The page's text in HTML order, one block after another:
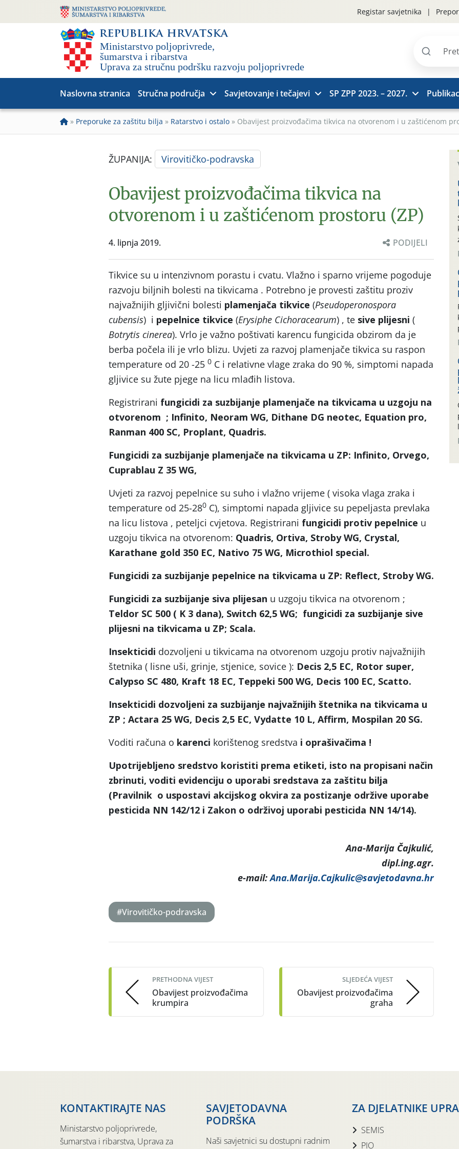
Registar savjetnika
Pretraži
Naslovna stranica Stručna područja Savjetovanje i tečajevi SP ZPP 2023. – 2027.
» Preporuke za zaštitu bilja » Ratarstvo i ostalo » Obavijest proizvođačima tikvica na otvorenom i u zaštićenom
ŽUPANIJA: Virovitičko-podravska
Obavijest proizvođačima tikvica na
otvorenom i u zaštićenom prostoru (ZP)
4. lipnja 2019. PODIJELI
Tikvice su u intenzivnom porastu i cvatu. Vlažno i sparno vrijeme pogoduje
razvoju biljnih bolesti na tikvicama . Potrebno je provesti zaštitu proziv
najvažnijih gljivični bolesti plamenjača tikvice (Pseudoperonospora
cubensis) i pepelnice tikvice (Erysiphe Cichoracearum) , te sive plijesni (
Botrytis cinerea). Vrlo je važno poštivati karencu fungicida obzirom da je
berba počela ili je vrlo blizu. Uvjeti za razvoj plamenjače tikvica su raspon
temperature od 20 -25 0 C i relativne vlage zraka do 90 %, simptomi napada
gljivice su žute pjege na licu mlađih listova.
Registrirani fungicidi za suzbijanje plamenjače na tikvicama u uzgoju na
otvorenom ; Infinito, Neoram WG, Dithane DG neotec, Equation pro,
Ranman 400 SC, Proplant, Quadris.
Fungicidi za suzbijanje plamenjače na tikvicama u ZP: Infinito, Orvego,
Cuprablau Z 35 WG,
Uvjeti za razvoj pepelnice su suho i vlažno vrijeme ( visoka vlaga zraka i
temperature od 25-280 C), simptomi napada gljivice su pepeljasta prevlaka
na licu listova , peteljci cvjetova. Registrirani fungicidi protiv pepelnice u
uzgoju tikvica na otvorenom: Quadris, Ortiva, Stroby WG, Crystal,
Karathane gold 350 EC, Nativo 75 WG, Microthiol special.
Fungicidi za suzbijanje pepelnice na tikvicama u ZP: Reflect, Stroby WG.
Fungicidi za suzbijanje siva plijesan u uzgoju tikvica na otvorenom ;
Teldor SC 500 ( K 3 dana), Switch 62,5 WG; fungicidi za suzbijanje sive
plijesni na tikvicama u ZP; Scala.
Insekticidi dozvoljeni u tikvicama na otvorenom uzgoju protiv najvažnijih
štetnika ( lisne uši, grinje, stjenice, sovice ): Decis 2,5 EC, Rotor super,
Calypso SC 480, Kraft 18 EC, Teppeki 500 WG, Decis 100 EC, Scatto.
Insekticidi dozvoljeni za suzbijanje najvažnijih štetnika na tikvicama u
ZP ; Actara 25 WG, Decis 2,5 EC, Vydatte 10 L, Affirm, Mospilan 20 SG.
Voditi računa o karenci korištenog sredstva i oprašivačima !
Upotrijebljeno sredstvo koristiti prema etiketi, isto na propisani način
zbrinuti, voditi evidenciju o uporabi sredstava za zaštitu bilja
(Pravilnik o uspostavi akcijskog okvira za postizanje održive uporabe
pesticida NN 142/12 i Zakon o održivoj uporabi pesticida NN 14/14).
Ana-Marija Čajkulić,
dipl.ing.agr.
e-mail:Ana.Marija.Cajkulic@savjetodavna.hr
#Virovitičko-podravska
navigation
PRETHODNA VIJEST
Obavijest proizvođačima
krumpira
SLJEDEĆA VIJEST
Obavijest proizvođačima
graha
KONTAKTIRAJTE NAS
Ministarstvo poljoprivrede,
šumarstva i ribarstva, Uprava za
SAVJETODAVNA
PODRŠKA
Naši savjetnici su dostupni radnim
ZA DJELATNIKE
SEMIS
PIO